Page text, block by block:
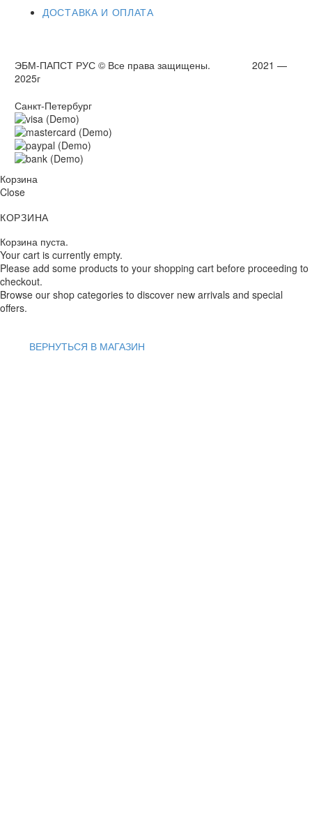
ДОСТАВКА И ОПЛАТА
ЭБМ-ПАПСТ РУС © Все права защищены. 2021 —
2025г
Санкт-Петербург
Корзина
Close
КОРЗИНА
Корзина пуста.
Your cart is currently empty.
Please add some products to your shopping cart before proceeding to
checkout.
Browse our shop categories to discover new arrivals and special
offers.
ВЕРНУТЬСЯ В МАГАЗИН